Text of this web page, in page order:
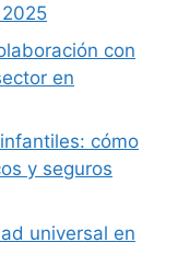
con
en
cómo
y seguros
universal en